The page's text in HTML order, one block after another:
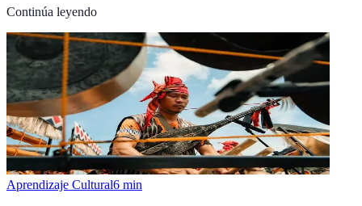
Continúa leyendo
Aprendizaje Cultural6 min